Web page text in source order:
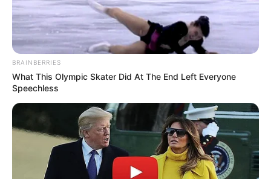
BRAINBERRIES
What This Olympic Skater Did At The End Left Everyone
Speechless